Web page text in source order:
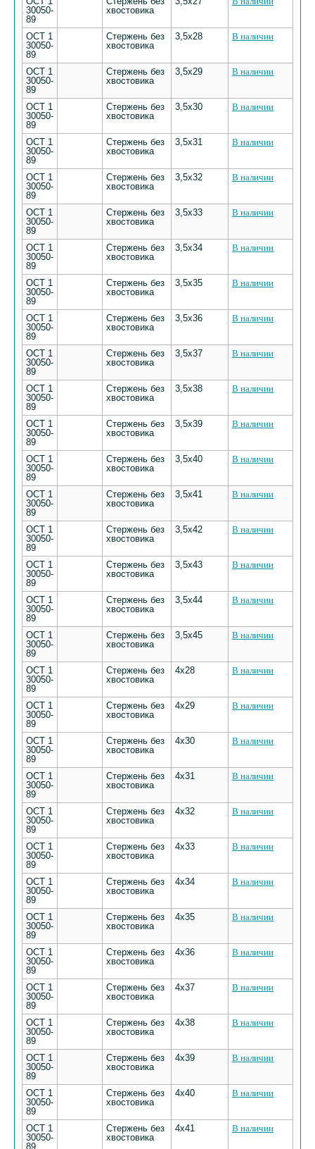
30050-
89
хвостовика
ОСТ 1
30050-
89
Стержень без
хвостовика
3,5х28 В наличии
ОСТ 1
30050-
89
Стержень без
хвостовика
3,5х29 В наличии
ОСТ 1
30050-
89
Стержень без
хвостовика
3,5х30 В наличии
ОСТ 1
30050-
89
Стержень без
хвостовика
3,5х31 В наличии
ОСТ 1
30050-
89
Стержень без
хвостовика
3,5х32 В наличии
ОСТ 1
30050-
89
Стержень без
хвостовика
3,5х33 В наличии
ОСТ 1
30050-
89
Стержень без
хвостовика
3,5х34 В наличии
ОСТ 1
30050-
89
Стержень без
хвостовика
3,5х35 В наличии
ОСТ 1
30050-
89
Стержень без
хвостовика
3,5х36 В наличии
ОСТ 1
30050-
89
Стержень без
хвостовика
3,5х37 В наличии
ОСТ 1
30050-
89
Стержень без
хвостовика
3,5х38 В наличии
ОСТ 1
30050-
89
Стержень без
хвостовика
3,5х39 В наличии
ОСТ 1
30050-
89
Стержень без
хвостовика
3,5х40 В наличии
ОСТ 1
30050-
89
Стержень без
хвостовика
3,5х41 В наличии
ОСТ 1
30050-
89
Стержень без
хвостовика
3,5х42 В наличии
ОСТ 1
30050-
89
Стержень без
хвостовика
3,5х43 В наличии
ОСТ 1
30050-
89
Стержень без
хвостовика
3,5х44 В наличии
ОСТ 1
30050-
89
Стержень без
хвостовика
3,5х45 В наличии
ОСТ 1
30050-
89
Стержень без
хвостовика
4х28 В наличии
ОСТ 1
30050-
89
Стержень без
хвостовика
4х29 В наличии
ОСТ 1
30050-
89
Стержень без
хвостовика
4х30 В наличии
ОСТ 1
30050-
89
Стержень без
хвостовика
4х31 В наличии
ОСТ 1
30050-
89
Стержень без
хвостовика
4х32 В наличии
ОСТ 1
30050-
89
Стержень без
хвостовика
4х33 В наличии
ОСТ 1
30050-
89
Стержень без
хвостовика
4х34 В наличии
ОСТ 1
30050-
89
Стержень без
хвостовика
4х35 В наличии
ОСТ 1
30050-
89
Стержень без
хвостовика
4х36 В наличии
ОСТ 1
30050-
89
Стержень без
хвостовика
4х37 В наличии
ОСТ 1
30050-
89
Стержень без
хвостовика
4х38 В наличии
ОСТ 1
30050-
89
Стержень без
хвостовика
4х39 В наличии
ОСТ 1
30050-
89
Стержень без
хвостовика
4х40 В наличии
ОСТ 1
30050-
89
Стержень без
хвостовика
4х41 В наличии